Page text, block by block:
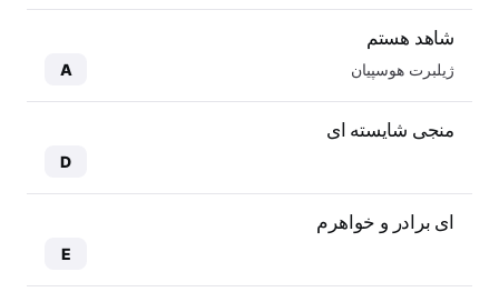
شاهد هستم
ژیلبرت هوسپیان A
منجی شایسته ای
D
ای برادر و خواهرم
E